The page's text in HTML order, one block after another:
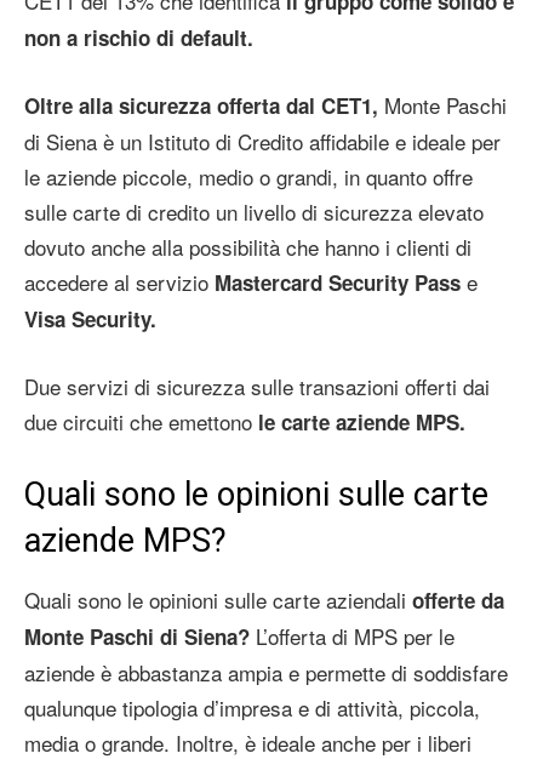
non a rischio di default.
Oltre alla sicurezza offerta dal CET1, Monte Paschi
di Siena è un Istituto di Credito affidabile e ideale per
le aziende piccole, medio o grandi, in quanto offre
sulle carte di credito un livello di sicurezza elevato
dovuto anche alla possibilità che hanno i clienti di
accedere al servizio Mastercard Security Pass e
Visa Security.
Due servizi di sicurezza sulle transazioni offerti dai
due circuiti che emettono le carte aziende MPS.
Quali sono le opinioni sulle carte
aziende MPS?
Quali sono le opinioni sulle carte aziendali offerte da
Monte Paschi di Siena? L’offerta di MPS per le
aziende è abbastanza ampia e permette di soddisfare
qualunque tipologia d’impresa e di attività, piccola,
media o grande. Inoltre, è ideale anche per i liberi